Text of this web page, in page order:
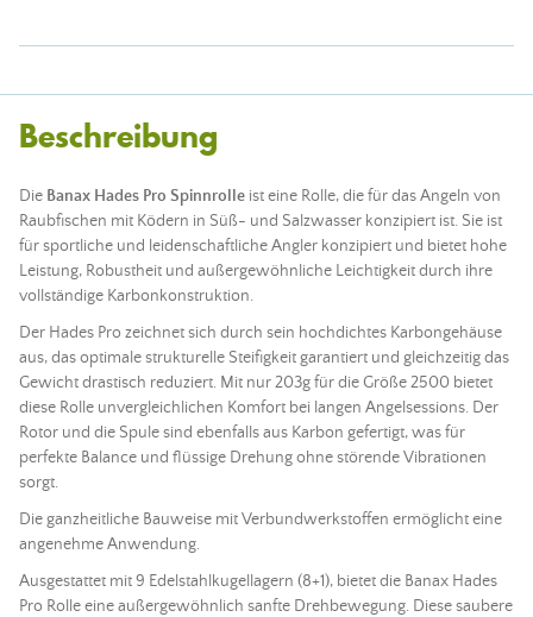
Beschreibung
Die Banax Hades Pro Spinnrolle ist eine Rolle, die für dasAngeln von
Raubfischen mit Ködern in Süß- und Salzwasser konzipiert ist. Sie ist
für sportliche und leidenschaftliche Angler konzipiert und bietet hohe
Leistung, Robustheit und außergewöhnliche Leichtigkeit durch ihre
vollständige Karbonkonstruktion.
Der Hades Pro zeichnet sich durch sein hochdichtes Karbongehäuse
aus, das optimale strukturelle Steifigkeit garantiert und gleichzeitig das
Gewicht drastisch reduziert. Mit nur 203g für die Größe 2500 bietet
diese Rolle unvergleichlichen Komfort bei langen Angelsessions. Der
Rotor und die Spule sind ebenfalls aus Karbon gefertigt, was für
perfekte Balance und flüssige Drehung ohne störende Vibrationen
sorgt.
Die ganzheitliche Bauweise mit Verbundwerkstoffen ermöglicht eine
angenehme Anwendung.
Ausgestattet mit 9 Edelstahlkugellagern (8+1), bietet die Banax Hades
Pro Rolle eine außergewöhnlich sanfte Drehbewegung. Diese saubere